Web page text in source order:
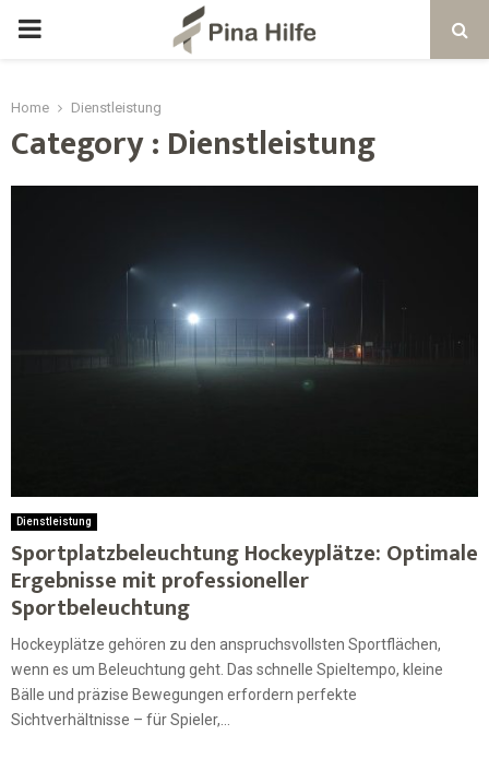
Home Dienstleistung
Category : Dienstleistung
Dienstleistung
Sportplatzbeleuchtung Hockeyplätze: Optimale
Ergebnisse mit professioneller
Sportbeleuchtung
Hockeyplätze gehören zu den anspruchsvollsten Sportflächen,
wenn es um Beleuchtung geht. Das schnelle Spieltempo, kleine
Bälle und präzise Bewegungen erfordern perfekte
Sichtverhältnisse – für Spieler,...